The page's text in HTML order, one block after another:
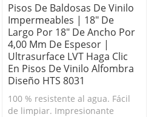
Pisos De Baldosas De Vinilo
Impermeables | 18" De
Largo Por 18" De Ancho Por
4,00 Mm De Espesor |
Ultrasurface LVT Haga Clic
En Pisos De Vinilo Alfombra
Diseño HTS 8031
100 % resistente al agua. Fácil
de limpiar. Impresionante